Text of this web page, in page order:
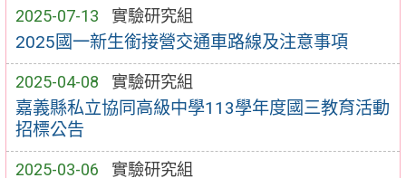
2025-07-13 實驗研究組
2025國一新生銜接營交通車路線及注意事項
2025-04-08 實驗研究組
嘉義縣私立協同高級中學113學年度國三教育活動
招標公告
2025-03-06 實驗研究組